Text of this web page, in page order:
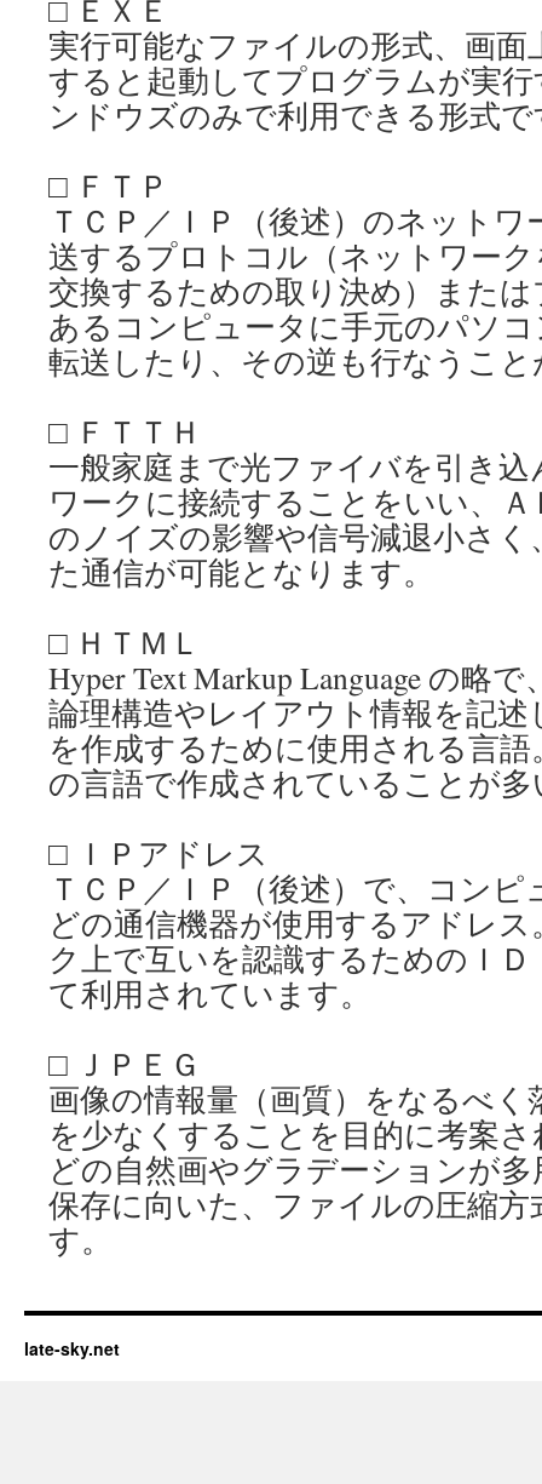
□ ＥＸＥ
実行可能なファイルの形式、画
すると起動してプログラムが実
ンドウズのみで利用できる形式
□ ＦＴＰ
ＴＣＰ／ＩＰ（後述）のネット
送するプロトコル（ネットワー
交換するための取り決め）また
あるコンピュータに手元のパソ
転送したり、その逆も行なうこ
□ ＦＴＴＨ
一般家庭まで光ファイバを引き
ワークに接続することをいい、
のノイズの影響や信号減退小さ
た通信が可能となります。
□ ＨＴＭＬ
Hyper Text Markup Language の略
論理構造やレイアウト情報を記
を作成するために使用される言
の言語で作成されていることが多
□ ＩＰアドレス
ＴＣＰ／ＩＰ（後述）で、コン
どの通信機器が使用するアドレ
ク上で互いを認識するためのＩ
て利用されています。
□ ＪＰＥＧ
画像の情報量（画質）をなるべ
を少なくすることを目的に考案
どの自然画やグラデーションが
保存に向いた、ファイルの圧縮
す。
late-sky.net